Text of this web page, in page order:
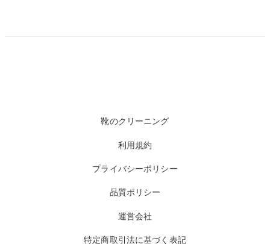
靴のクリーニング
利用規約
プライバシーポリシー
品質ポリシー
運営会社
特定商取引法に基づく表記